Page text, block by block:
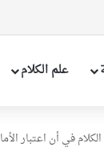
علم الکلام